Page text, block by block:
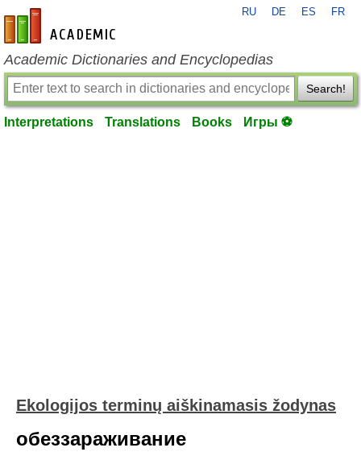
en-academic.com
RU DE ES FR
Academic Dictionaries and Encyclopedias
Search!
Interpretations Translations Books Игры ⚽
Ekologijos terminų aiškinamasis žodynas
обеззараживание